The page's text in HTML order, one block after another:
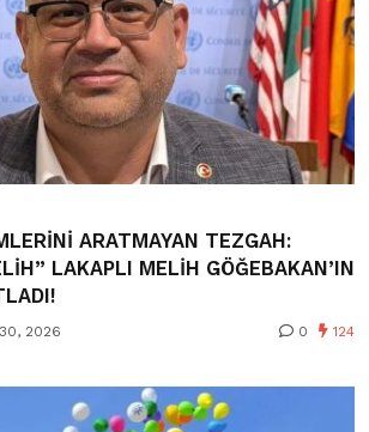
ARATMAYAN TEZGAH:
LAKAPLI MELİH GÖĞEBAKAN’IN
2026 0 124